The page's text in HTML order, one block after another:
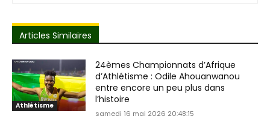
Articles Similaires
Athlétisme
24èmes Championnats d’Afrique
d’Athlétisme : Odile Ahouanwanou
entre encore un peu plus dans
l’histoire
samedi 16 mai 2026 20:48:15